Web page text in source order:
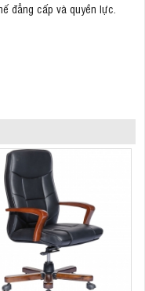
đẳng cấp và quyền lực.